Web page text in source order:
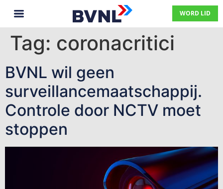
WORD LID
Tag: coronacritici
BVNL wil geen
surveillancemaatschappij.
Controle door NCTV moet
stoppen